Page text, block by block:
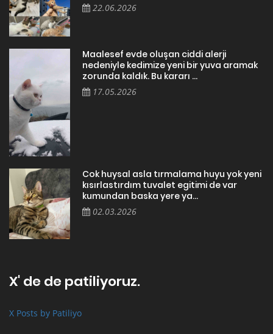
22.06.2026
Maalesef evde oluşan ciddi alerji
nedeniyle kedimize yeni bir yuva aramak
zorunda kaldık. Bu kararı ...
17.05.2026
Cok huysal asla tırmalama huyu yok yeni
kısırlastırdım tuvalet egitimi de var
kumundan baska yere ya...
02.03.2026
X' de de patiliyoruz.
X Posts by Patiliyo